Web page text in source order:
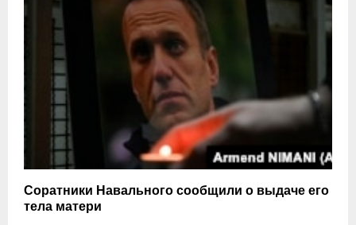
Соратники Навального сообщили о выдаче его
тела матери